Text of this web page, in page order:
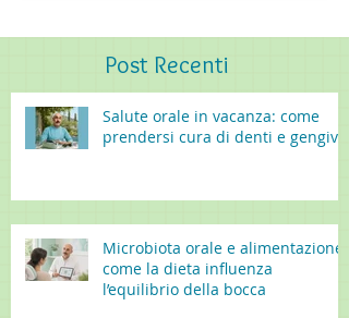
Post Recenti
Salute orale in vacanza: come
prendersi cura di denti e gengive
Microbiota orale e alimentazione:
come la dieta influenza
l’equilibrio della bocca